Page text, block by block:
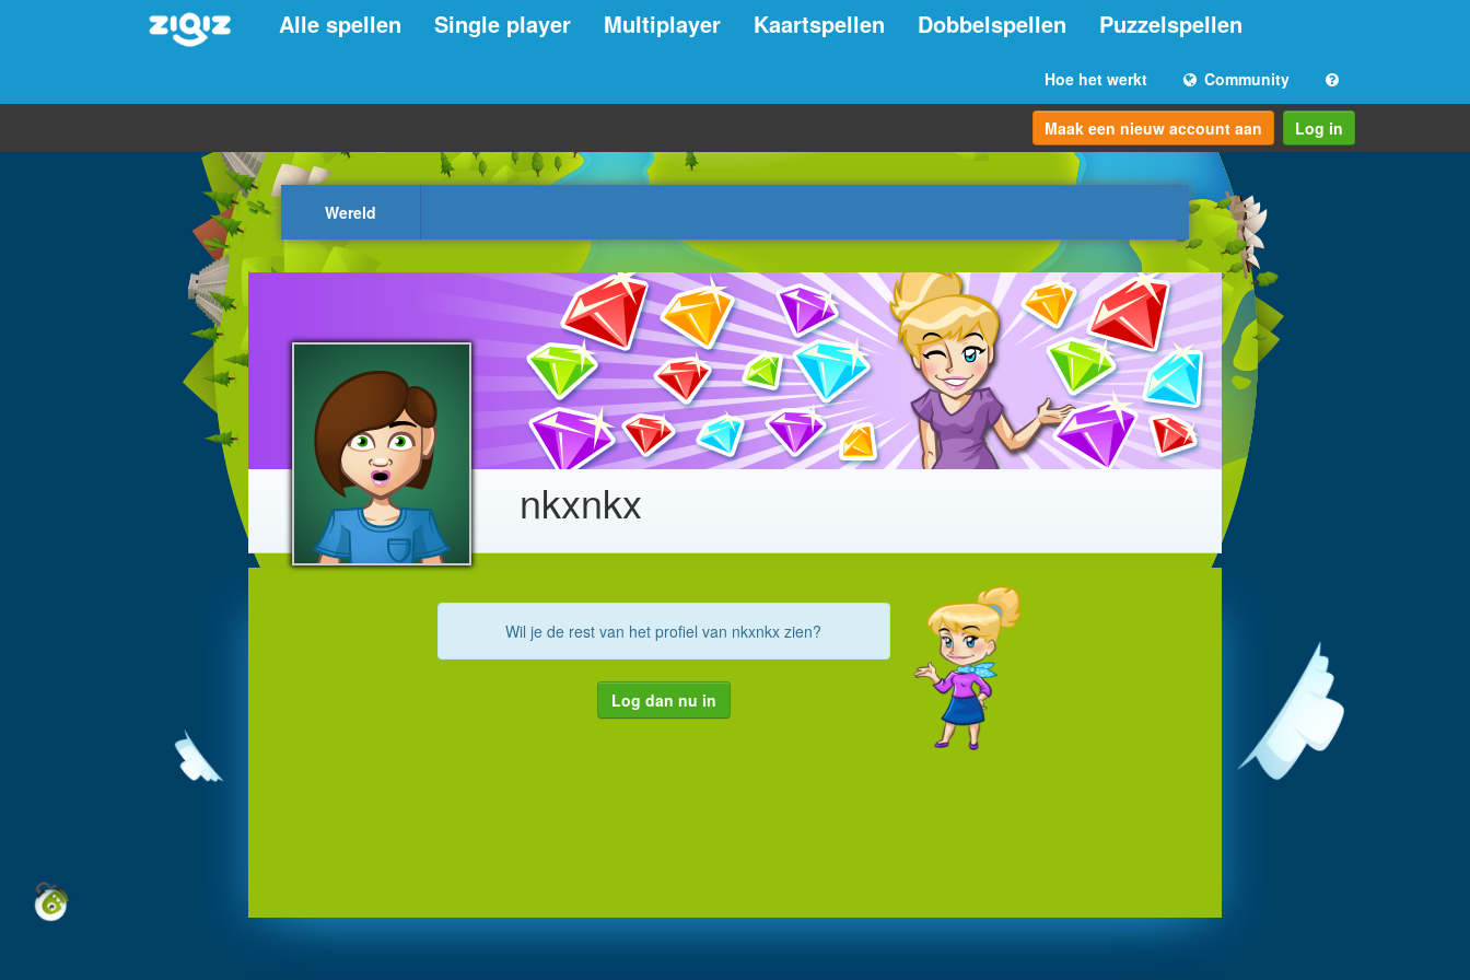
Alle spellen Single player Multiplayer Kaartspellen Dobbelspellen Puzzelspellen
Hoe het werkt Community
Maak een nieuw account aan Log in
Wereld
nkxnkx
Wil je de rest van het profiel van nkxnkx zien?
Log dan nu in